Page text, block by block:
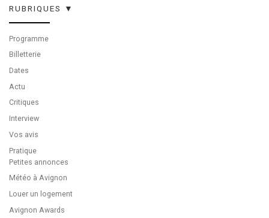
RUBRIQUES ▼
Programme
Billetterie
Dates
Actu
Critiques
Interview
Vos avis
Pratique
Petites annonces
Météo à Avignon
Louer un logement
Avignon Awards